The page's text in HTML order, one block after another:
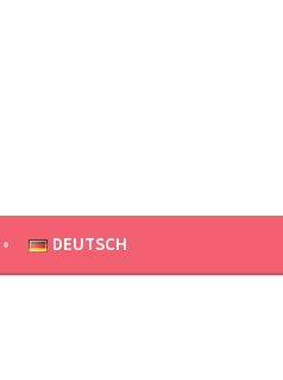
DEUTSCH